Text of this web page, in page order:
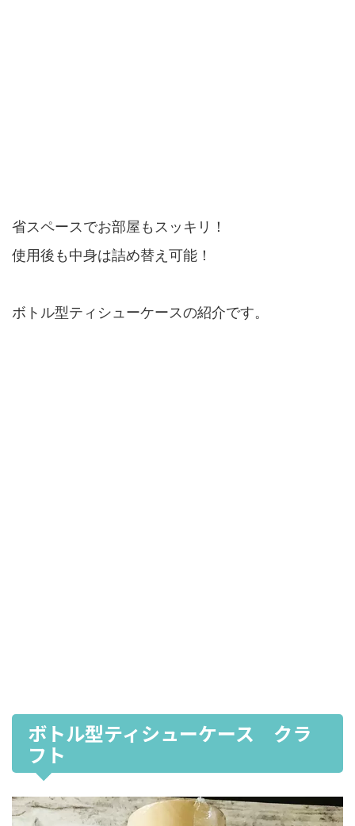
省スペースでお部屋もスッキリ！
使用後も中身は詰め替え可能！
ボトル型ティシューケースの紹介です。
ボトル型ティシューケース クラ
フト